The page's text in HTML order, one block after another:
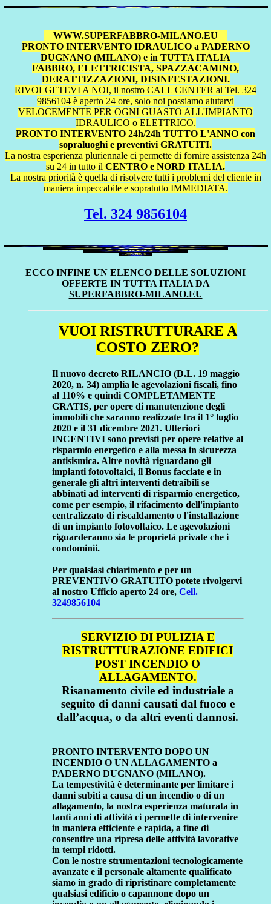
WWW.SUPERFABBRO-MILANO.EU
PRONTO INTERVENTO IDRAULICO a PADERNO
DUGNANO (MILANO) e in TUTTA ITALIA
FABBRO, ELETTRICISTA, SPAZZACAMINO,
DERATTIZZAZIONI, DISINFESTAZIONI.
RIVOLGETEVI A NOI, il nostro CALL CENTER al Tel. 324
9856104 è aperto 24 ore, solo noi possiamo aiutarvi
VELOCEMENTE PER OGNI GUASTO ALL'IMPIANTO
IDRAULICO o ELETTRICO.
PRONTO INTERVENTO 24h/24h TUTTO L'ANNO con
sopraluoghi e preventivi GRATUITI.
La nostra esperienza pluriennale ci permette di fornire assistenza 24h
su 24 in tutto il CENTRO e NORD ITALIA.
La nostra priorità è quella di risolvere tutti i problemi del cliente in
maniera impeccabile e sopratutto IMMEDIATA.
Tel. 324 9856104
ECCO INFINE UN ELENCO DELLE SOLUZIONI
OFFERTE IN TUTTA ITALIA DA
SUPERFABBRO-MILANO.EU
VUOI RISTRUTTURARE A
COSTO ZERO?
Il nuovo decreto RILANCIO (D.L. 19 maggio
2020, n. 34) amplia le agevolazioni fiscali, fino
al 110% e quindi COMPLETAMENTE
GRATIS, per opere di manutenzione degli
immobili che saranno realizzate tra il 1° luglio
2020 e il 31 dicembre 2021. Ulteriori
INCENTIVI sono previsti per opere relative al
risparmio energetico e alla messa in sicurezza
antisismica. Altre novità riguardano gli
impianti fotovoltaici, il Bonus facciate e in
generale gli altri interventi detraibili se
abbinati ad interventi di risparmio energetico,
come per esempio, il rifacimento dell'impianto
centralizzato di riscaldamento o l'installazione
di un impianto fotovoltaico. Le agevolazioni
riguarderanno sia le proprietà private che i
condominii.
Per qualsiasi chiarimento e per un
PREVENTIVO GRATUITO potete rivolgervi
al nostro Ufficio aperto 24 ore, Cell.
3249856104
SERVIZIO DI PULIZIA E
RISTRUTTURAZIONE EDIFICI
POST INCENDIO O
ALLAGAMENTO.
Risanamento civile ed industriale a
seguito di danni causati dal fuoco e
dall’acqua, o da altri eventi dannosi.
PRONTO INTERVENTO DOPO UN
INCENDIO O UN ALLAGAMENTO a
PADERNO DUGNANO (MILANO).
La tempestività è determinante per limitare i
danni subiti a causa di un incendio o di un
allagamento, la nostra esperienza maturata in
tanti anni di attività ci permette di intervenire
in maniera efficiente e rapida, a fine di
consentire una ripresa delle attività lavorative
in tempi ridotti.
Con le nostre strumentazioni tecnologicamente
avanzate e il personale altamente qualificato
siamo in grado di ripristinare completamente
qualsiasi edificio o capannone dopo un